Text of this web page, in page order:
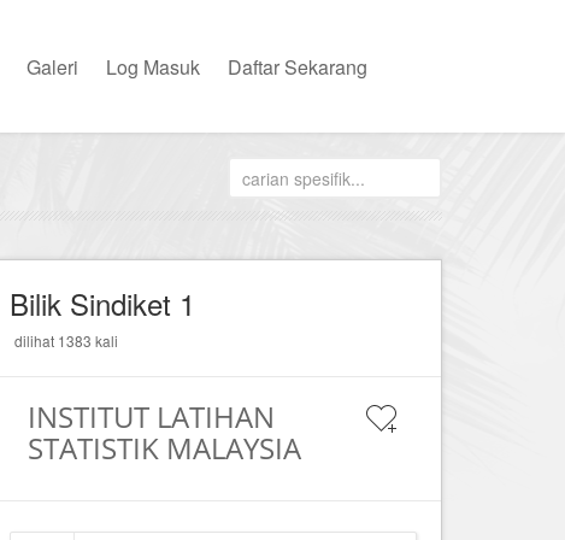
Galeri Log Masuk Daftar Sekarang
Bilik Sindiket 1
dilihat 1383 kali
INSTITUT LATIHAN
STATISTIK MALAYSIA